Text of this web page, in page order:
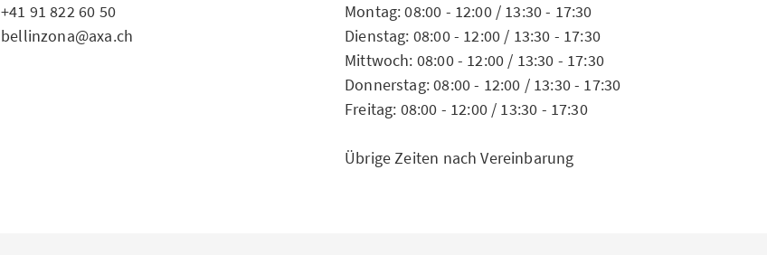
+41 91 822 60 50
bellinzona@axa.ch
Montag: 08:00 - 12:00 / 13:30 - 17:30
Dienstag: 08:00 - 12:00 / 13:30 - 17:30
Mittwoch: 08:00 - 12:00 / 13:30 - 17:30
Donnerstag: 08:00 - 12:00 / 13:30 - 17:30
Freitag: 08:00 - 12:00 / 13:30 - 17:30
Übrige Zeiten nach Vereinbarung